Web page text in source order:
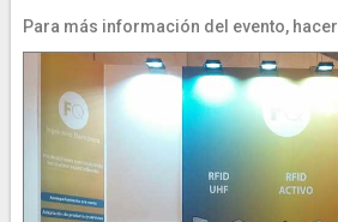
Para más información del evento, hacer